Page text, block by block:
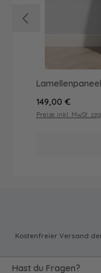
Regulärer Preis:
149,00 €
Preise inkl. MwSt.
Kostenfreier Versand
Hast du Fragen?